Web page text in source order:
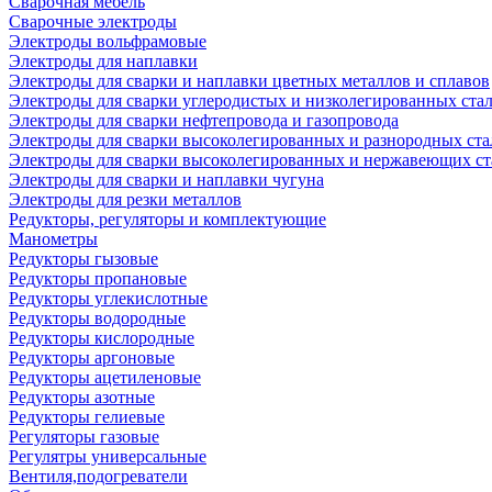
Cварочные электроды
Электроды вольфрамовые
Электроды для наплавки
Электроды для сварки и наплавки цветных металлов и сплавов
Электроды для сварки углеродистых и низколегированных
Электроды для сварки нефтепровода и газопровода
Электроды для сварки высоколегированных и разнородных
Электроды для сварки высоколегированных и нержавеющих
Электроды для сварки и наплавки чугуна
Электроды для резки металлов
Редукторы, регуляторы и комплектующие
Манометры
Редукторы гызовые
Редукторы пропановые
Редукторы углекислотные
Редукторы водородные
Редукторы кислородные
Редукторы аргоновые
Редукторы ацетиленовые
Редукторы азотные
Редукторы гелиевые
Регуляторы газовые
Регулятры универсальные
Вентиля,подогреватели